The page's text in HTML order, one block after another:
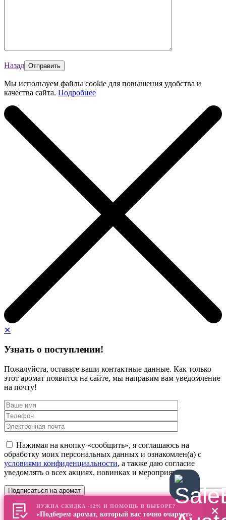
Назад
Мы используем файлы cookie для повышения удобства и
качества сайта. Подробнее
✕
Узнать о поступлении!
Пожалуйста, оставьте ваши контактные данные. Как только
этот аромат появится на сайте, мы направим вам уведомление
на почту!
Нажимая на кнопку «сообщить», я соглашаюсь на
обработку моих персональных данных и ознакомлен(а) с
условиями конфиденциальности, а также даю согласие
уведомлять о всех акциях, новинках и мероприятиях
НУЖНА СКИДКА -12% И ПОМОЩЬ В ВЫБОРЕ?
«Подберем аромат, который вас точно очарует»